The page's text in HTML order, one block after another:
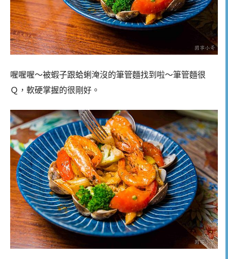
喔喔喔～被蝦子跟蛤蜊淹沒的筆管麵找到啦～筆管麵很
Ｑ，軟硬掌握的很剛好。